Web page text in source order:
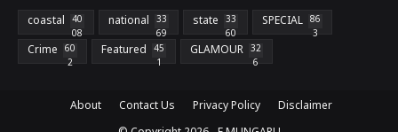
coastal
40
08
national
33
69
state
33
60
SPECIAL
86
3
Crime
60
2
Featured
45
1
GLAMOUR
32
6
About Contact Us Privacy Policy
Disclaimer